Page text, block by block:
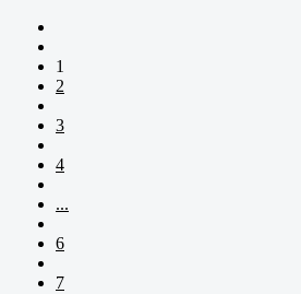
1
2
3
4
...
6
7